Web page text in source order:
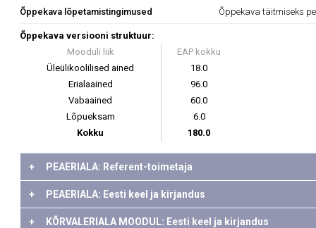
Õppekava lõpetamistingimused Õppekava täitmiseks
Õppekava versiooni struktuur:
Mooduli liik
EAP kokku
Üleülikoolilised ained
18.0
Erialaained
96.0
Vabaained
60.0
Lõpueksam
6.0
Kokku
180.0
+ PEAERIALA: Referent-toimetaja
+ PEAERIALA: Eesti keel ja kirjandus
+ KÕRVALERIALA MOODUL: Eesti keel ja kirjandus